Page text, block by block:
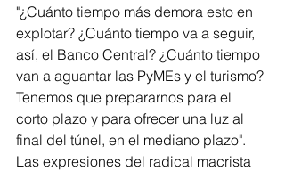
"¿Cuánto tiempo más demora esto en
explotar? ¿Cuánto tiempo va a seguir,
así, el Banco Central? ¿Cuánto tiempo
van a aguantar las PyMEs y el turismo?
Tenemos que prepararnos para el
corto plazo y para ofrecer una luz al
final del túnel, en el mediano plazo".
Las expresiones del radical macrista